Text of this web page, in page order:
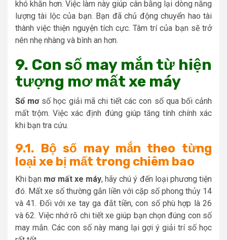
khó khăn hơn. Việc làm này giúp cân bằng lại dòng năng
lượng tài lộc của bạn. Bạn đã chủ động chuyển hao tài
thành việc thiện nguyện tích cực. Tâm trí của bạn sẽ trở
nên nhẹ nhàng và bình an hơn.
9. Con số may mắn từ hiện
tượng mơ mất xe máy
Sổ mơsố học giải mã chi tiết các con số qua bối cảnh
mất trộm. Việc xác định đúng giúp tăng tính chính xác
khi bạn tra cứu.
9.1. Bộ số may mắn theo từng
loại xe bị mất trong chiêm bao
Khi bạn mơ mất xe máy, hãy chú ý đến loại phương tiện
đó. Mất xe số thường gắn liền với cặp số phong thủy 14
và 41. Đối với xe tay ga đắt tiền, con số phù hợp là 26
và 62. Việc nhớ rõ chi tiết xe giúp bạn chọn đúng con số
may mắn. Các con số này mang lại gợi ý giải trí số học